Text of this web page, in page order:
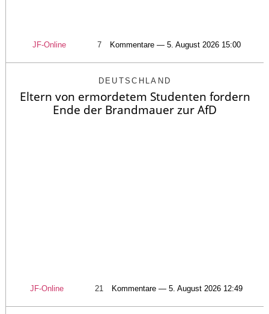
JF-Online 7 Kommentare — 5. August 2026 15:00
DEUTSCHLAND
Eltern von ermordetem Studenten fordern
Ende der Brandmauer zur AfD
JF-Online 21 Kommentare — 5. August 2026 12:49